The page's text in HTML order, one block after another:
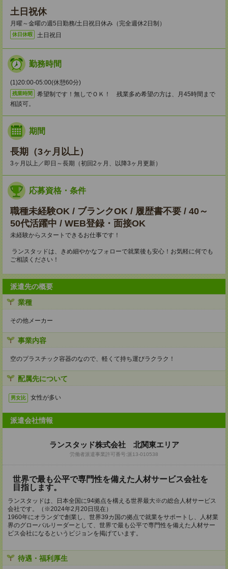
土日祝休
月曜～金曜の週5日勤務/土日祝日休み（完全週休2日制）
休日休暇 土日祝日
勤務時間
(1)20:00-05:00(休憩60分)
残業時間
希望制です！無しでＯＫ！ 残業多め希望の方は、月45時間まで
相談可。
期間
長期（3ヶ月以上）
3ヶ月以上／即日～長期（初回2ヶ月、以降3ヶ月更新）
応募資格・条件
職種未経験OK / ブランクOK / 履歴書不要 / 40～
50代活躍中 / WEB登録・面接OK
未経験からスタートできるお仕事です！
ランスタッドは、きめ細やかなフォローで就業後も安心！お気軽に何でも
ご相談ください！
派遣先の概要
業種
その他メーカー
事業内容
空のプラスチック容器のなので、軽くて持ち運びラクラク！
配属先について
男女比 女性が多い
派遣会社情報
ランスタッド株式会社 北関東エリア
労働者派遣事業許可番号:派13-010538
世界で最も公平で専門性を備えた人材サービス会社を
目指します。
ランスタッドは、日本全国に94拠点を構える世界最大※の総合人材サービス
会社です。（※2024年2月20日現在）
1960年にオランダで創業し、世界39カ国の拠点で就業をサポートし、人材業
界のグローバルリーダーとして、世界で最も公平で専門性を備えた人材サー
ビス会社になるというビジョンを掲げています。
待遇・福利厚生